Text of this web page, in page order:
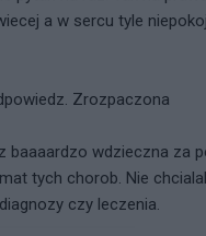
a w sercu tyle
Zrozpaczona
baaaardzo wdzieczna za
tych chorob. Nie
czy leczenia.